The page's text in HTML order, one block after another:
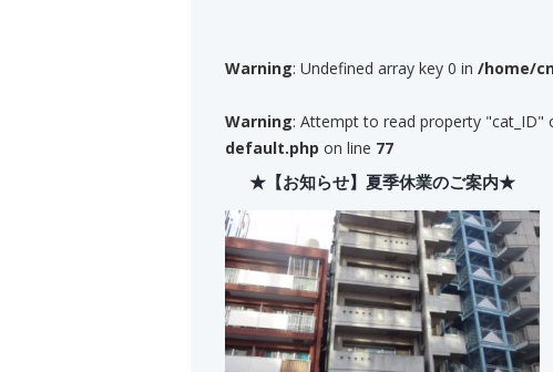
Warning: Undefined array key 0 in /home/
Warning: Attempt to read property "cat_ID"
default.php on line 77
★【お知らせ】夏季休業のご案内★